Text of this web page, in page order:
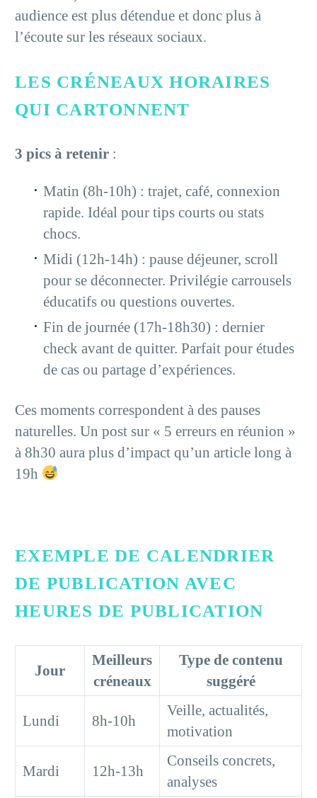
audience est plus détendue et donc plus à
l’écoute sur les réseaux sociaux.
LES CRÉNEAUX HORAIRES
QUI CARTONNENT
3 pics à retenir :
Matin (8h-10h) : trajet, café, connexion
rapide. Idéal pour tips courts ou stats
chocs.
Midi (12h-14h) : pause déjeuner, scroll
pour se déconnecter. Privilégie carrousels
éducatifs ou questions ouvertes.
Fin de journée (17h-18h30) : dernier
check avant de quitter. Parfait pour études
de cas ou partage d’expériences.
Ces moments correspondent à des pauses
naturelles. Un post sur « 5 erreurs en réunion »
à 8h30 aura plus d’impact qu’un article long à
19h
EXEMPLE DE CALENDRIER
DE PUBLICATION AVEC
HEURES DE PUBLICATION
Jour
Meilleurs
créneaux
Type de contenu
suggéré
Lundi 8h-10h
Veille, actualités,
motivation
Mardi 12h-13h
Conseils concrets,
analyses